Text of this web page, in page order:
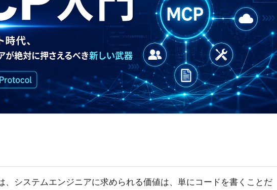
、システムエンジニアに求められる価値は、単にコードを書くことだ